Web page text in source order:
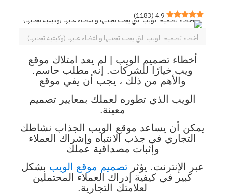
4.9
(
1183
)
أخطاء تصميم الويب التي يجب تجنبها والقضاء عليها (وكيفية تجنبها)
أخطاء تصميم الويب | لم يعد امتلاك موقع
ويب خيارًا للشركات. إنه مطلب حاسم.
والأهم من ذلك ، يجب أن يفي موقع
الويب الذي تطوره لعملك بمعايير تصميم
معينة.
يمكن أن يساعد موقع الويب الجذاب نشاطك
التجاري في جذب الانتباه وإشراك العملاء
وإثبات مصداقية عملك
عبر الإنترنت. يؤثر تصميم موقع الويب بشكل
كبير في كيفية إدراك العملاء المحتملين
لعلامتك التجارية.